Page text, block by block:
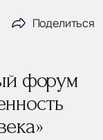
Поделиться
форум